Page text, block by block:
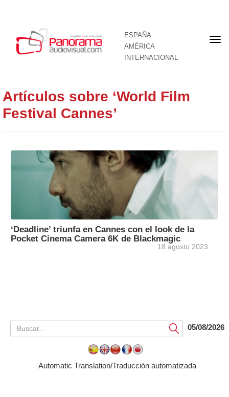
ESPAÑA
AMÉRICA
INTERNACIONAL
Artículos sobre ‘World Film
Festival Cannes’
‘Deadline’ triunfa en Cannes con el look de la
Pocket Cinema Camera 6K de Blackmagic
18 agosto 2023
Submit05/08/2026
Automatic Translation/Traducción automatizada